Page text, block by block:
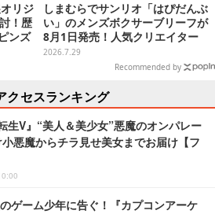
リジ
！歴
ンズ
ツや
しまむらでサンリオ「はぴだんぶ
い」のメンズボクサーブリーフが
8月1日発売！人気クリエイター
「にしむらゆうじ」限定アート
2026.7.29
Recommended by
クセスランキング
生V』“美人＆美少女”悪魔のオンパレー
小悪魔からチラ見せ美女までお届け【フ
ゲーム少年に告ぐ！『カプコンアーケ